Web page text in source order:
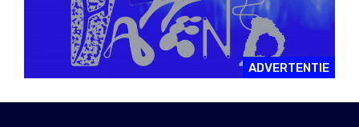
ADVERTENTIE